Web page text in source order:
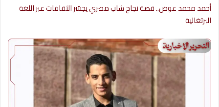
أحمد محمد عوض.. قصة نجاح شاب مصري يجسّر الثقافات عبر اللغة
البرتغالية